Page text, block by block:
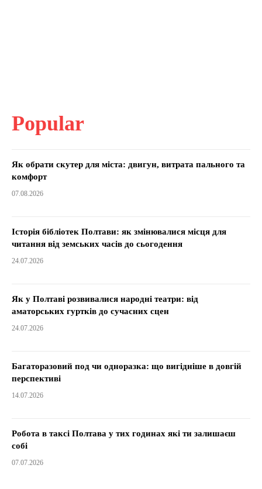
Popular
Як обрати скутер для міста: двигун, витрата пального та
комфорт
07.08.2026
Історія бібліотек Полтави: як змінювалися місця для
читання від земських часів до сьогодення
24.07.2026
Як у Полтаві розвивалися народні театри: від
аматорських гуртків до сучасних сцен
24.07.2026
Багаторазовий под чи одноразка: що вигідніше в довгій
перспективі
14.07.2026
Робота в таксі Полтава у тих годинах які ти залишаєш
собі
07.07.2026